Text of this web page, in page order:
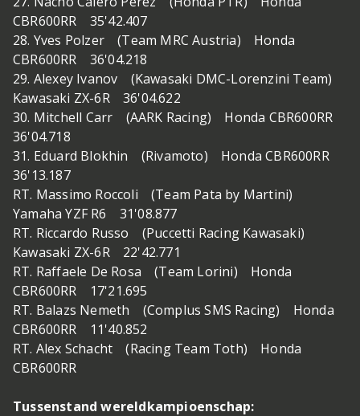
CBR600RR 35'42.407
28. Yves Polzer (Team MRC Austria) Honda
CBR600RR 36'04.218
29. Alexey Ivanov (Kawasaki DMC-Lorenzini Team)
Kawasaki ZX-6R 36'04.622
30. Mitchell Carr (AARK Racing) Honda CBR600RR
36'04.718
31. Eduard Blokhin (Rivamoto) Honda CBR600RR
36'13.187
RT. Massimo Roccoli (Team Pata by Martini)
Yamaha YZF R6 31'08.877
RT. Riccardo Russo (Puccetti Racing Kawasaki)
Kawasaki ZX-6R 22'42.771
RT. Raffaele De Rosa (Team Lorini) Honda
CBR600RR 17'21.695
RT. Balazs Nemeth (Complus SMS Racing) Honda
CBR600RR 11'40.852
RT. Alex Schacht (Racing Team Toth) Honda
CBR600RR
Tussenstand wereldkampioenschap: